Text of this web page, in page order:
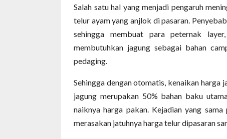
Salah satu hal yang menjadi pengaruh
telur ayam yang anjlok di pasaran.
sehingga membuat para peternak
membutuhkan jagung sebagai bahan
pedaging.
Sehingga dengan otomatis, kenaikan
jagung merupakan 50% bahan baku
naiknya harga pakan. Kejadian yang
merasakan jatuhnya harga telur dipasaran